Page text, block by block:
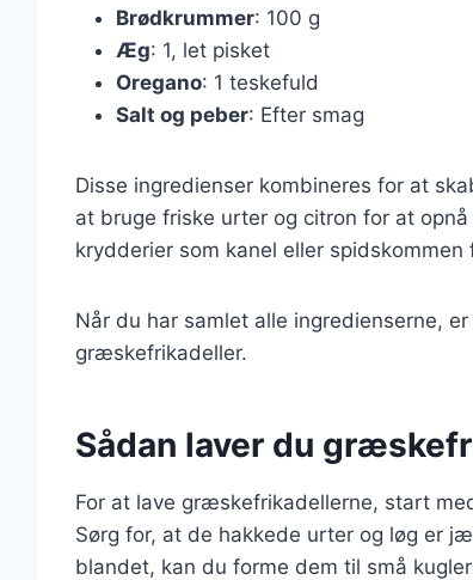
Brødkrummer: 100 g
Æg: 1, let pisket
Oregano: 1 teskefuld
Salt og peber: Efter smag
Disse ingredienser kombineres for at
at bruge friske urter og citron for at
krydderier som kanel eller
Når du har samlet alle ingredienserne,
græskefrikadeller.
Sådan laver du
For at lave græskefrikadellerne, start
Sørg for, at de hakkede urter og løg er
blandet, kan du forme dem til små